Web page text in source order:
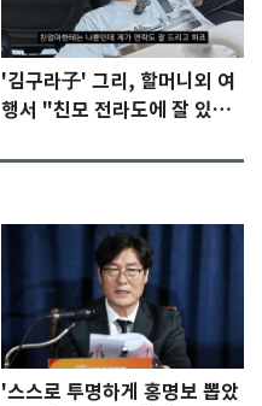
'김구라子' 그리, 할머니외 여
행서 "친모 전라도에 잘 있
'스스로 투명하게 홍명보 뽑았